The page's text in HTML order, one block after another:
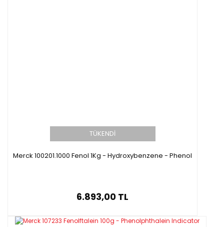
TÜKENDİ
Merck 100201.1000 Fenol 1Kg - Hydroxybenzene - Phenol
6.893,00 TL